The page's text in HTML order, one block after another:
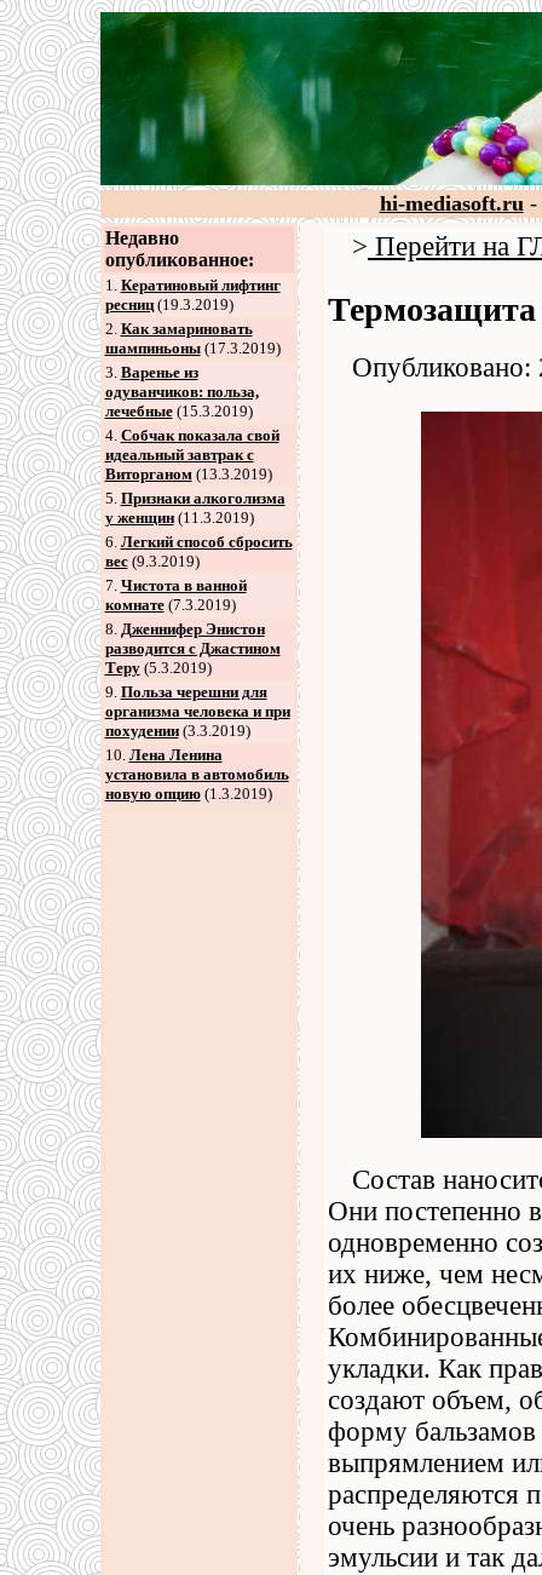
hi-mediasoft.ru-
Недавно
опубликованное:
1. Кератиновый лифтинг
ресниц(19.3.2019)
2. Как замариновать
шампиньоны(17.3.2019)
3. Варенье из
одуванчиков: польза,
лечебные(15.3.2019)
4. Собчак показала свой
идеальный завтрак с
Виторганом(13.3.2019)
5. Признаки алкоголизма
у женщин(11.3.2019)
6. Легкий способ сбросить
вес(9.3.2019)
7. Чистота в ванной
комнате(7.3.2019)
8. Дженнифер Энистон
разводится с Джастином
Теру(5.3.2019)
9. Польза черешни для
организма человека и при
похудении(3.3.2019)
10. Лена Ленина
установила в автомобиль
новую опцию(1.3.2019)
> Перейти на
Термозащита
Опубликовано:
Состав
Они постепенно
одновременно
их ниже, чем
более
укладки. Как
создают объем,
форму
выпрямлением
распределяются
очень
эмульсии и так